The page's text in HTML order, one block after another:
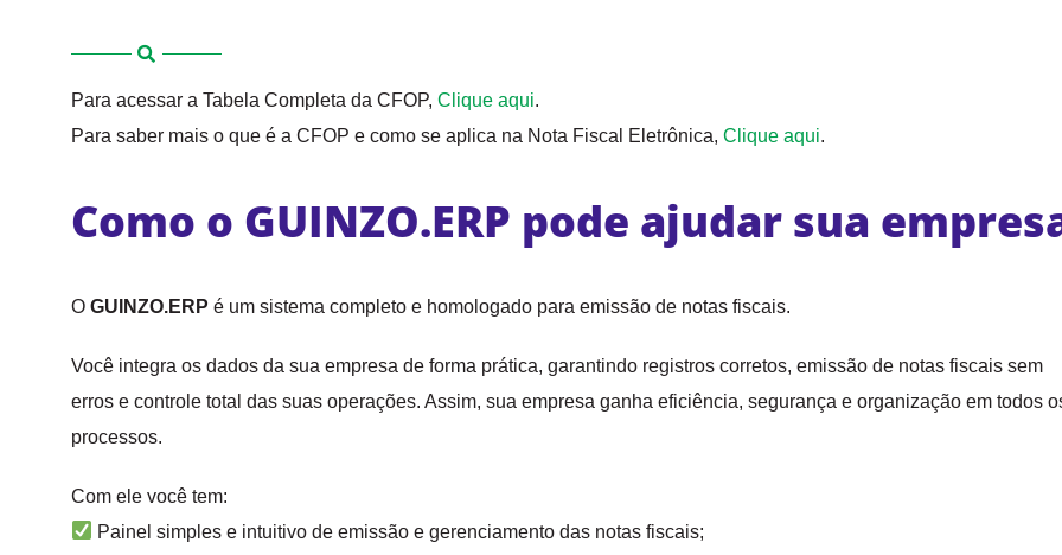
Para acessar a Tabela Completa da CFOP, Clique aqui.
Para saber mais o que é a CFOP e como se aplica na Nota Fiscal Eletrônica, Clique aqui.
Como o GUINZO.ERP pode ajudar sua
O GUINZO.ERP é um sistema completo e homologado para emissão de notas fiscais.
Você integra os dados da sua empresa de forma prática, garantindo registros corretos, emissão de notas fiscais sem
erros e controle total das suas operações. Assim, sua empresa ganha eficiência, segurança e organização em todos
processos.
Com ele você tem:
Painel simples e intuitivo de emissão e gerenciamento das notas fiscais;